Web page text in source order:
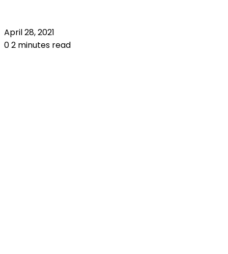
April 28, 2021
02 minutes read